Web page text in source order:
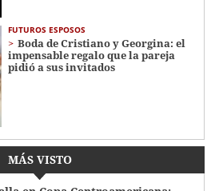
FUTUROS ESPOSOS
Boda de Cristiano y Georgina: el
impensable regalo que la pareja
pidió a sus invitados
MÁS VISTO